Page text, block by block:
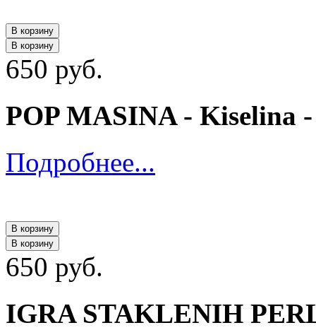
В корзину
В корзину
650 руб.
POP MASINA - Kiselina
Подробнее...
В корзину
В корзину
650 руб.
IGRA STAKLENIH